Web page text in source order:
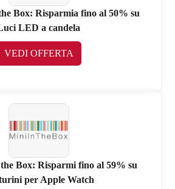
Box: Risparmia fino al 50% su
LED a candela
VEDI OFFERTA
Box: Risparmi fino al 59% su
per Apple Watch